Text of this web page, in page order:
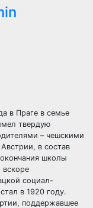
в Праге в семье
твердую
– чешскими
в состав
школы
вскоре
социал-
в 1920 году.
поддержавшее